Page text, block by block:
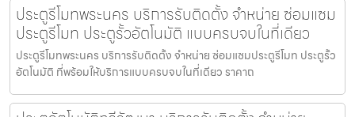
ประตูรีโมทพระนคร บริการรับติดตั้ง จำหน่าย ซ่อมแซม
ประตูรีโมท ประตูรั้วอัตโนมัติ แบบครบจบในที่เดียว
ประตูรีโมทพระนคร บริการรับติดตั้ง จำหน่าย ซ่อมแซมประตูรีโมท ประตูรั้ว
อัตโนมัติ ที่พร้อมให้บริการแบบครบจบในที่เดียว ราคาถ